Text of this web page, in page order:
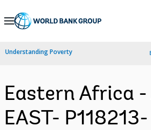
Skip
Navigation
Understanding Poverty
Eastern Africa -
EAST-